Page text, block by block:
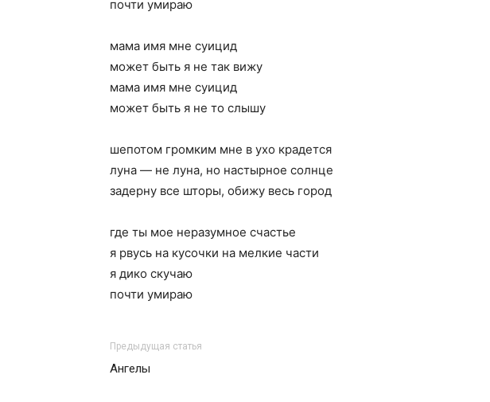
почти умираю
мама имя мне суицид
может быть я не так вижу
мама имя мне суицид
может быть я не то слышу
шепотом громким мне в ухо крадется
луна — не луна, но настырное солнце
задерну все шторы, обижу весь город
где ты мое неразумное счастье
я рвусь на кусочки на мелкие части
я дико скучаю
почти умираю
Предыдущая статья
Ангелы